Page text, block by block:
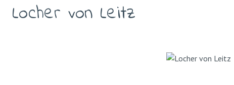
Locher von Leitz